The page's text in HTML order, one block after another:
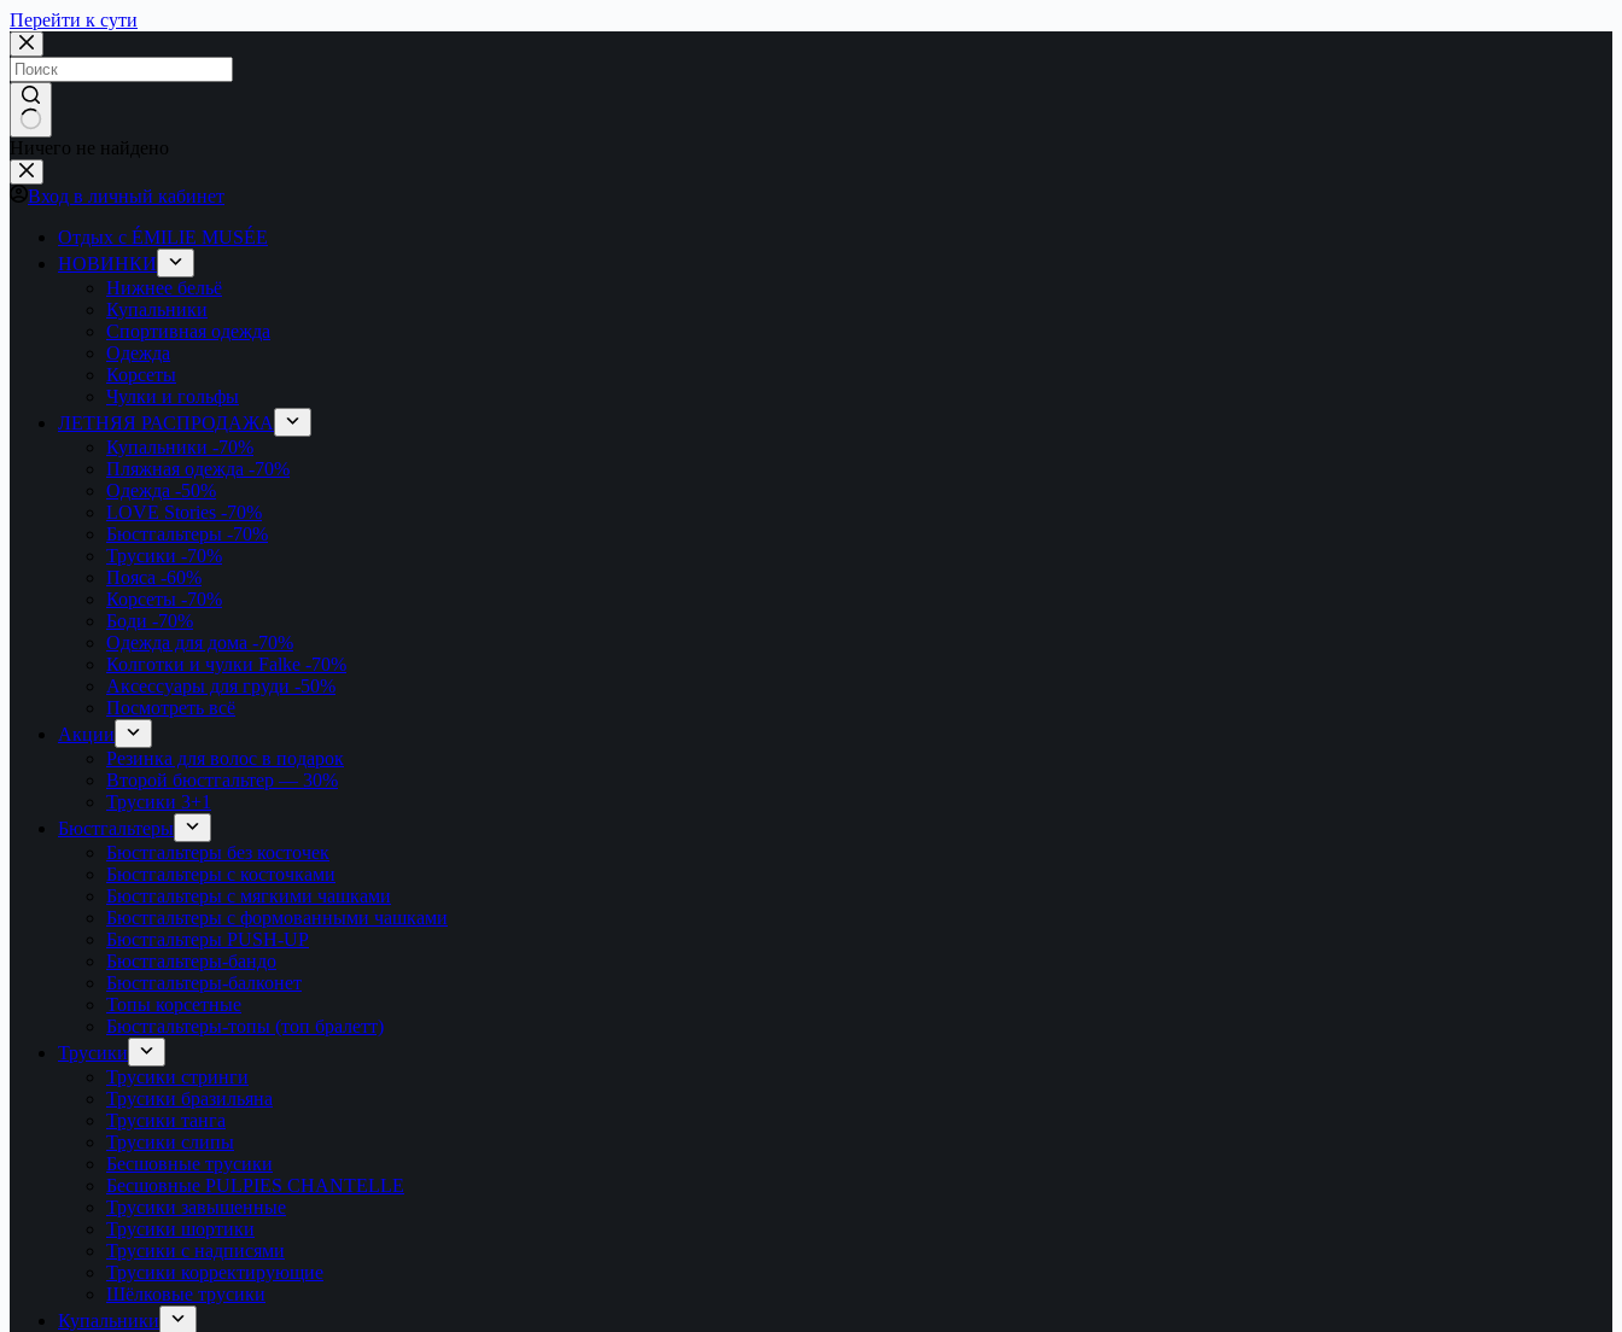
Перейти к сути
Ничего не найдено
Вход в личный кабинет
Отдых с ÉMILIE MUSÉE
НОВИНКИ
Нижнее бельё
Купальники
Спортивная одежда
Одежда
Корсеты
Чулки и гольфы
ЛЕТНЯЯ РАСПРОДАЖА
Купальники -70%
Пляжная одежда -70%
Одежда -50%
LOVE Stories -70%
Бюстгальтеры -70%
Трусики -70%
Пояса -60%
Корсеты -70%
Боди -70%
Одежда для дома -70%
Колготки и чулки Falke -70%
Аксессуары для груди -50%
Посмотреть всё
Акции
Резинка для волос в подарок
Второй бюстгальтер — 30%
Трусики 3+1
Бюстгальтеры
Бюстгальтеры без косточек
Бюстгальтеры с косточками
Бюстгальтеры с мягкими чашками
Бюстгальтеры с формованными чашками
Бюстгальтеры PUSH-UP
Бюстгальтеры-бандо
Бюстгальтеры-балконет
Топы корсетные
Бюстгальтеры-топы (топ бралетт)
Трусики
Трусики стринги
Трусики бразильяна
Трусики танга
Трусики слипы
Бесшовные трусики
Бесшовные PULPIES CHANTELLE
Трусики завышенные
Трусики шортики
Трусики с надписями
Трусики корректирующие
Шёлковые трусики
Купальники